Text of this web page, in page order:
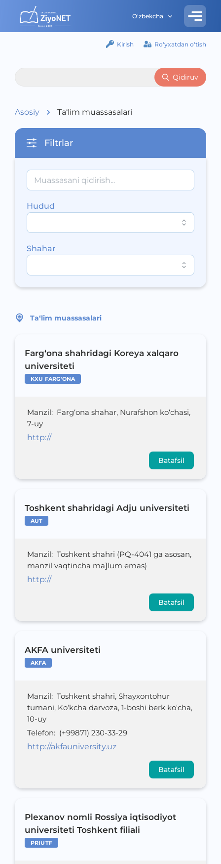
O‘zbekcha
Kirish Ro‘yxatdan o‘tish
Qidiruv
Asosiy Ta‘lim muassasalari
Filtrlar
Hudud
Shahar
Ta‘lim muassasalari
Farg‘ona shahridagi Koreya xalqaro
universiteti
KXU FARG'ONA
Manzil: Farg‘ona shahar, Nurafshon ko‘chasi,
7-uy
http://
Batafsil
Toshkent shahridagi Adju universiteti
AUT
Manzil: Toshkent shahri (PQ-4041 ga asosan,
manzil vaqtincha ma]lum emas)
http://
Batafsil
AKFA universiteti
AKFA
Manzil: Toshkent shahri, Shayxontohur
tumani, Ko‘kcha darvoza, 1-boshi berk ko‘cha,
10-uy
Telefon: (+99871) 230-33-29
http://akfauniversity.uz
Batafsil
Plexanov nomli Rossiya iqtisodiyot
universiteti Toshkent filiali
PRIUTF